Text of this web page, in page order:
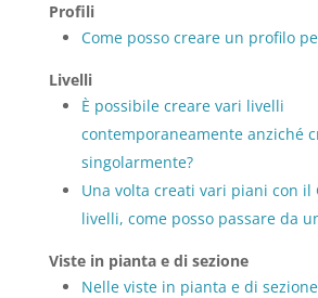
Profili
Come posso creare un profilo
Livelli
È possibile creare vari livelli
contemporaneamente anziché
singolarmente?
Una volta creati vari piani con il
livelli, come posso passare da
Viste in pianta e di sezione
Nelle viste in pianta e di